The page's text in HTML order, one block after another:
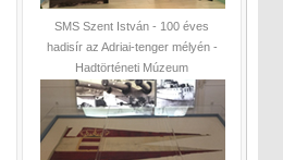
SMS Szent István - 100 éves
hadisír az Adriai-tenger mélyén -
Hadtörténeti Múzeum